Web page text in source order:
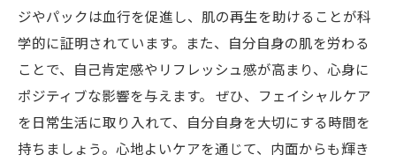
ジやパックは血行を促進し、肌の再生を助けることが科
学的に証明されています。また、自分自身の肌を労わる
ことで、自己肯定感やリフレッシュ感が高まり、心身に
ポジティブな影響を与えます。 ぜひ、フェイシャルケア
を日常生活に取り入れて、自分自身を大切にする時間を
持ちましょう。心地よいケアを通じて、内面からも輝き